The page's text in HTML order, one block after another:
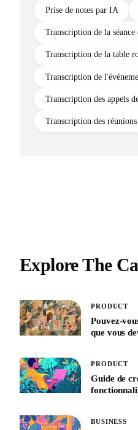
Prise de notes par IA
Transcription de la séance
Transcription de la table
Transcription de
Transcription des appels
Transcription des réunions
Explore The
PRODUCT
Pouvez-
que vous
PRODUCT
Guide de
BUSINESS